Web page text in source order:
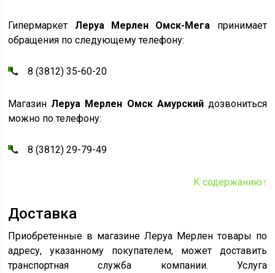
Гипермаркет Леруа Мерлен Омск-Мега принимает
обращения по следующему телефону:
8 (3812) 35-60-20
Магазин Леруа Мерлен Омск Амурскийдозвониться
можно по телефону:
8 (3812) 29-79-49
К содержанию↑
Доставка
Приобретенные в магазине Леруа Мерлен товары по
адресу, указанному покупателем, может доставить
транспортная служба компании. Услуга